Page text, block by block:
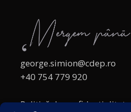
george.simion@cdep.ro
+40 754 779 920
Politică de confidențialitate